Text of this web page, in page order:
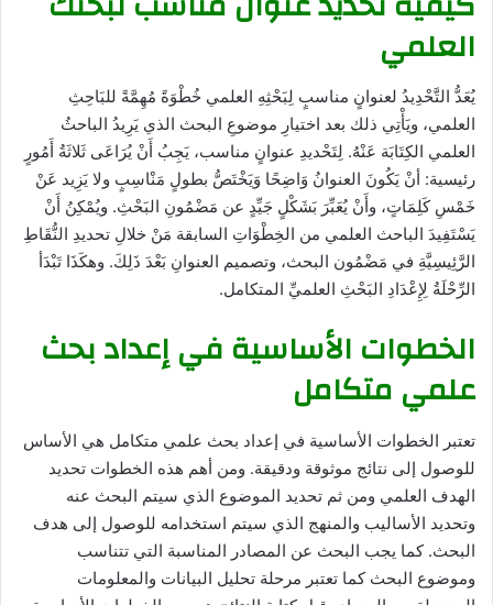
العلمي
يُعَدُّ التَّحْدِيدُ لعنوانٍ مناسبٍ لِبَحْثِهِ العلمي خُطْوَةً مُهِمَّةً للبَاحِثِ
العلمي، ويَأْتِي ذلك بعد اختيارِ موضوعِ البحث الذي يَرِيدُ الباحثُ
العلمي الكِتَابَة عَنْهُ. لِتَحْديدِ عنوانٍ مناسب، يَجِبُ أَنْ يُرَاعَى ثَلاثَةُ أَمُورٍ
رئيسية: أنْ يَكُونَ العنوانُ وَاضِحًا وَيَخْتَصُّ بطولٍ مَنْاسِبٍ ولا يَزِيد عَنْ
خَمْسِ كَلِمَاتٍ، وأَنْ يُعَبِّرَ بَشَكْلٍ جَيِّدٍ عن مَضْمُونِ البَحْثِ. ويُمْكِنُ أَنْ
يَسْتَفِيدَ الباحث العلمي من الخِطْوَاتِ السابقة مَنْ خلالِ تحديدِ النُّقَاطِ
الرَّئِيسِيَّةِ في مَضْمُون البحث، وتصميم العنوانِ بَعْدَ ذَلِكَ. وهكَذَا تَبْدَأ
الرِّحْلَةُ لِإِعْدَادِ البَحْثِ العلميِّ المتكامل.
الخطوات الأساسية في إعداد بحث
علمي متكامل
تعتبر الخطوات الأساسية في إعداد بحث علمي متكامل هي الأساس
للوصول إلى نتائج موثوقة ودقيقة. ومن أهم هذه الخطوات تحديد
الهدف العلمي ومن ثم تحديد الموضوع الذي سيتم البحث عنه
وتحديد الأساليب والمنهج الذي سيتم استخدامه للوصول إلى هدف
البحث. كما يجب البحث عن المصادر المناسبة التي تتناسب
وموضوع البحث كما تعتبر مرحلة تحليل البيانات والمعلومات